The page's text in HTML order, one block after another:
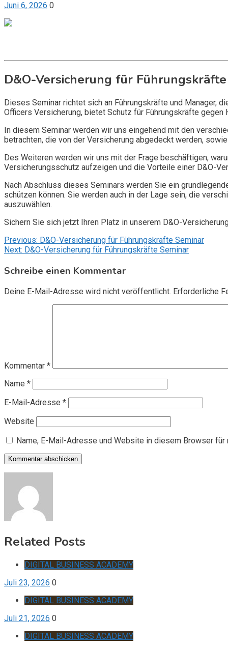
Juni 6, 2026 0
D&O-Versicherung für
Dieses Seminar richtet sich an Führungskräfte und Manager,
Officers Versicherung, bietet Schutz für Führungskräfte
In diesem Seminar werden wir uns eingehend mit den
betrachten, die von der Versicherung abgedeckt werden,
Des Weiteren werden wir uns mit der Frage beschäftigen,
Versicherungsschutz aufzeigen und die Vorteile einer D&O-
Nach Abschluss dieses Seminars werden Sie ein
schützen können. Sie werden auch in der Lage sein, die
auszuwählen.
Sichern Sie sich jetzt Ihren Platz in unserem D&O-
Beitragsnavigation
Previous: D&O-Versicherung für Führungskräfte Seminar
Next: D&O-Versicherung für Führungskräfte Seminar
Schreibe einen Kommentar
Deine E-Mail-Adresse wird nicht veröffentlicht. Erforderliche
Kommentar *
Name *
E-Mail-Adresse *
Website
Name, E-Mail-Adresse und Website in diesem Browser
Related Posts
DIGITAL BUSINESS ACADEMY
Juli 23, 2026 0
DIGITAL BUSINESS ACADEMY
Juli 21, 2026 0
DIGITAL BUSINESS ACADEMY